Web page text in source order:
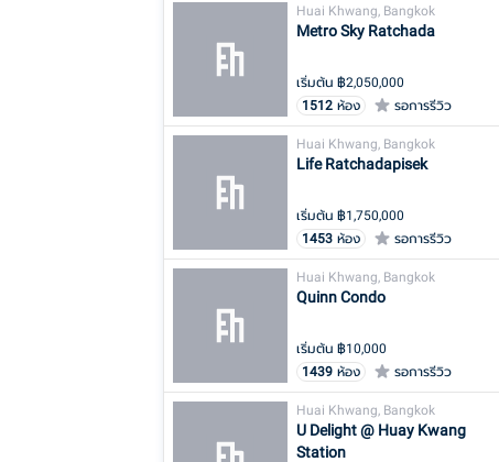
Huai Khwang, Bangkok
Metro Sky Ratchada
เริ่มต้น ฿2,050,000
1512 ห้อง รอการรีวิว
Huai Khwang, Bangkok
Life Ratchadapisek
เริ่มต้น ฿1,750,000
1453 ห้อง รอการรีวิว
Huai Khwang, Bangkok
Quinn Condo
เริ่มต้น ฿10,000
1439 ห้อง รอการรีวิว
Huai Khwang, Bangkok
U Delight @ Huay Kwang
Station